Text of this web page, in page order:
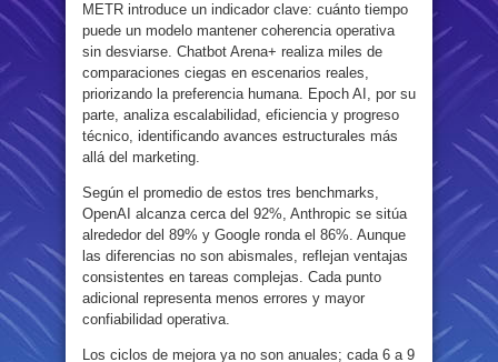
METR introduce un indicador clave: cuánto tiempo
puede un modelo mantener coherencia operativa
sin desviarse. Chatbot Arena+ realiza miles de
comparaciones ciegas en escenarios reales,
priorizando la preferencia humana. Epoch AI, por su
parte, analiza escalabilidad, eficiencia y progreso
técnico, identificando avances estructurales más
allá del marketing.
Según el promedio de estos tres benchmarks,
OpenAI alcanza cerca del 92%, Anthropic se sitúa
alrededor del 89% y Google ronda el 86%. Aunque
las diferencias no son abismales, reflejan ventajas
consistentes en tareas complejas. Cada punto
adicional representa menos errores y mayor
confiabilidad operativa.
Los ciclos de mejora ya no son anuales; cada 6 a 9